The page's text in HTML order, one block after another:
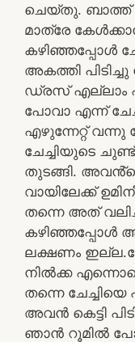
ചെയ്തു. ബാത്ത്
മാത്രേ
കഴിഞ്ഞപ്പോൾ
അകത്തി
ഡ്രസ് എല്ലാം
പോവാ എന്ന്
എഴുന്നേറ്റ് വന്നു
ചേച്ചിയുടെ ചുണ്ട്
തുടങ്ങി.
വായിലേക്ക്
തന്നെ അത്
കഴിഞ്ഞപ്പോൾ
ലക്ഷണം
നിൽക്ക
തന്നെ ചേച്ചിയെ
അവൻ കെട്ടി
ഞാൻ റൂമിൽ